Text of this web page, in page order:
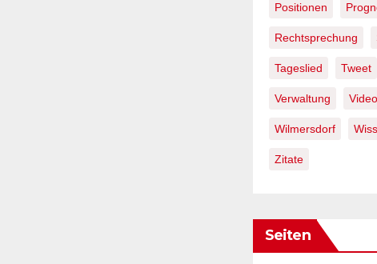
Positionen
Rechtsprechung
Tageslied Tweet
Verwaltung
Wilmersdorf
Zitate
Seiten